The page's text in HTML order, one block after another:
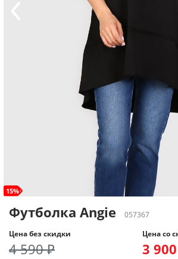
15%
Футболка Angie
057367
Цена без скидки
4 590 ₽
Цена со
3